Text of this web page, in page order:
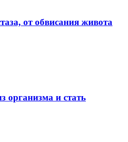
от обвисания живота
организма и стать